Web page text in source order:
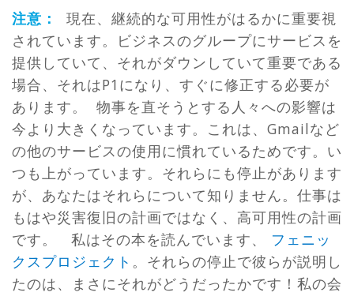
注意：
現在、継続的な可用性がはるかに重要視
されています。ビジネスのグループにサービスを
提供していて、それがダウンしていて重要である
場合、それはP1になり、すぐに修正する必要が
あります。 物事を直そうとする人々への影響は
今より大きくなっています。これは、Gmailなど
の他のサービスの使用に慣れているためです。い
つも上がっています。それらにも停止があります
が、あなたはそれらについて知りません。仕事は
もはや災害復旧の計画ではなく、高可用性の計画
です。 私はその本を読んでいます、 フェニッ
クスプロジェクト 。それらの停止で彼らが説明し
たのは、まさにそれがどうだったかです！私の会